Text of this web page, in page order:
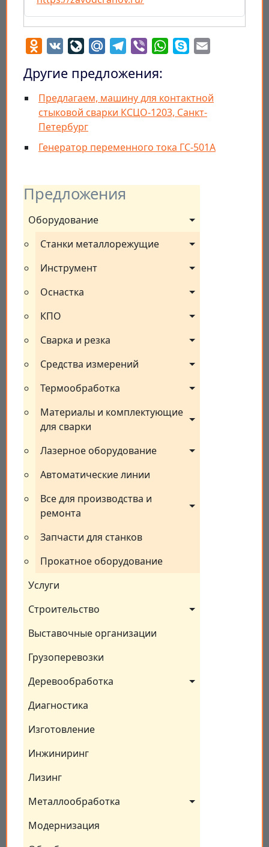
Предложения
Оборудование
Станки металлорежущие
Инструмент
Оснастка
КПО
Сварка и резка
Средства измерений
Термообработка
Материалы и комплектующие
для сварки
Лазерное оборудование
Автоматические линии
Все для производства и
ремонта
Запчасти для станков
Прокатное оборудование
Услуги
Строительство
Выставочные организации
Грузоперевозки
Деревообработка
Диагностика
Изготовление
Инжиниринг
Лизинг
Металлообработка
Модернизация
Odnoklassniki
VK LiveJournal
Mail.RuTelegram
Viber WhatsApp
Skype
Другие предложения:
Предлагаем, машину для контактной
стыковой сварки КСЦО-1203, Санкт-
Петербург
Генератор переменного тока ГС-501А